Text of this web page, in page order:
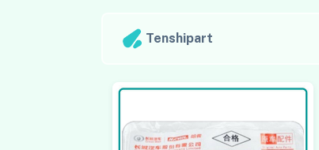
Tenshipart